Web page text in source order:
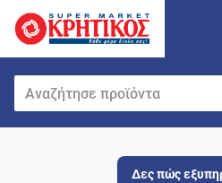
Δες πώς